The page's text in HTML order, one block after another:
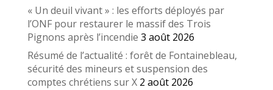
« Un deuil vivant » : les efforts déployés par
l’ONF pour restaurer le massif des Trois
Pignons après l’incendie 3 août 2026
Résumé de l’actualité : forêt de Fontainebleau,
sécurité des mineurs et suspension des
comptes chrétiens sur X 2 août 2026